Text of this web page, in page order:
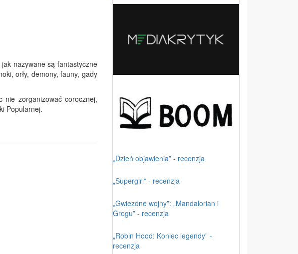
nazywane są fantastyczne
orły, demony, fauny, gady
nie zorganizować corocznej,
Popularnej.
„Dzień objawienia” - recenzja
„Supergirl” - recenzja
„Gwiezdne wojny”: „Mandalorian i
Grogu” - recenzja
„Robin Hood: Koniec legendy” -
recenzja